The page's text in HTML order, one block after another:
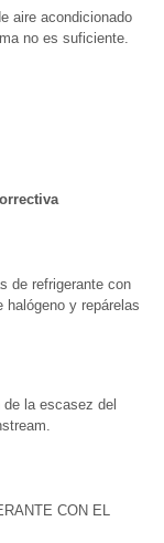
aire acondicionado
no es suficiente.
de refrigerante con
halógeno y repárelas
la escasez del
CON EL